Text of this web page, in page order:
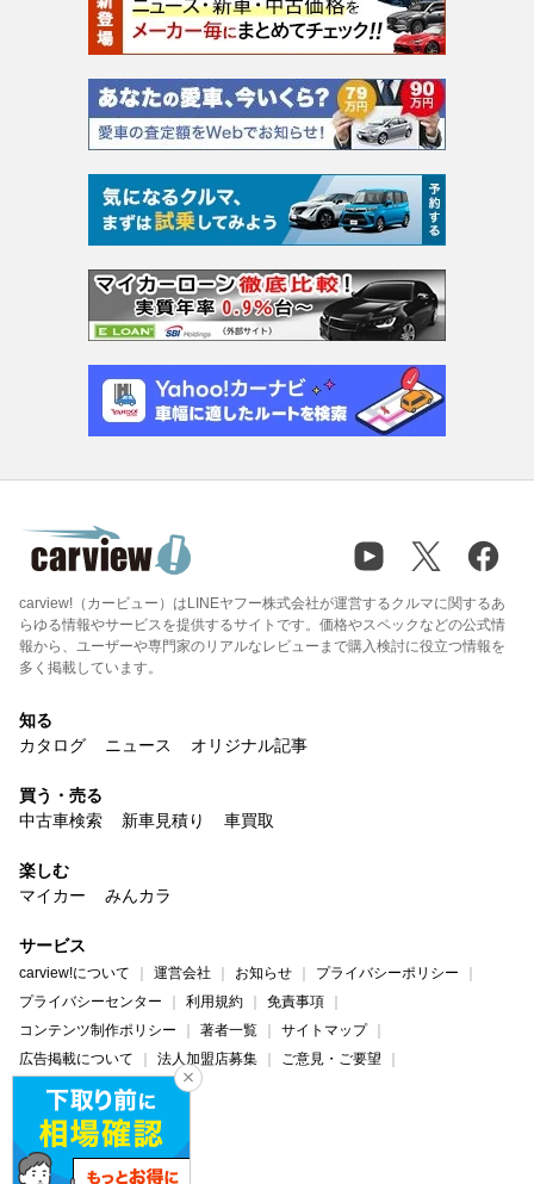
carview!（カービュー）はLINEヤフー株式会社が運営するクルマに関するあ
らゆる情報やサービスを提供するサイトです。価格やスペックなどの公式情
報から、ユーザーや専門家のリアルなレビューまで購入検討に役立つ情報を
多く掲載しています。
知る
カタログ
ニュース オリジナル記事
買う・売る
中古車検索
新車見積り 車買取
楽しむ
マイカー
みんカラ
サービス
carview!について 運営会社 お知らせ
プライバシーポリシー
プライバシーセンター
利用規約
免責事項
コンテンツ制作ポリシー
著者一覧
サイトマップ
広告掲載について
法人加盟店募集
ご意見・ご要望
ヘルプ・お問い合わせ
carview! Yahoo! JAPAN